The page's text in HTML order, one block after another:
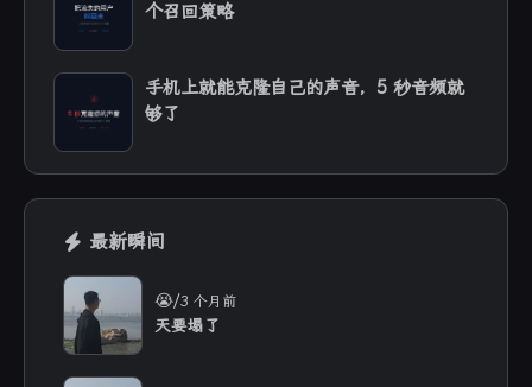
个召回策略
手机上就能克隆自己的声音，5 秒音频就
够了
最新瞬间
😭/3 个月前
天要塌了